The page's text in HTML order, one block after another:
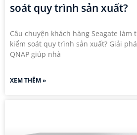
soát quy trình sản xuất?
Câu chuyện khách hàng Seagate làm
kiểm soát quy trình sản xuất? Giải
QNAP giúp nhà
XEM THÊM »